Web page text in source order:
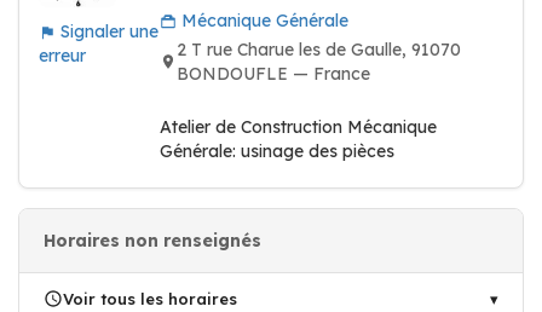
Signaler une
erreur
Mécanique Générale
2 T rue Charue les de Gaulle, 91070
BONDOUFLE — France
Atelier de Construction Mécanique
Générale: usinage des pièces
Horaires non renseignés
Voir tous les horaires